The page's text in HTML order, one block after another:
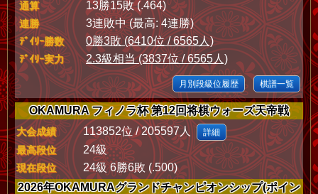
通算 13勝15敗 (.464)
連勝 3連敗中 (最高: 4連勝)
ﾃﾞｲﾘｰ勝数 0勝3敗 (6410位 / 6565人)
ﾃﾞｲﾘｰ実力 2.3級相当 (3837位 / 6565人)
月別段級位履歴 棋譜一覧
OKAMURA フィノラ杯 第12回将棋ウォーズ天帝戦
大会成績 113852位 / 205597人 詳細
最高段位 24級
現在段位
24級 6勝6敗 (.500)
2026年OKAMURAグランドチャンピオンシップ(ポイン